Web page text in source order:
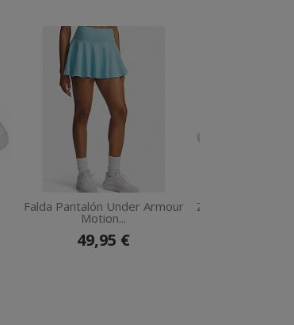
Falda Pantalón Under Armour
Motion...
49,95 €
Zapatillas